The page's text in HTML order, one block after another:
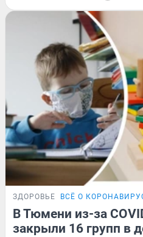
ЗДОРОВЬЕ ВСЁ О
В Тюмени из-за
закрыли 16 групп в